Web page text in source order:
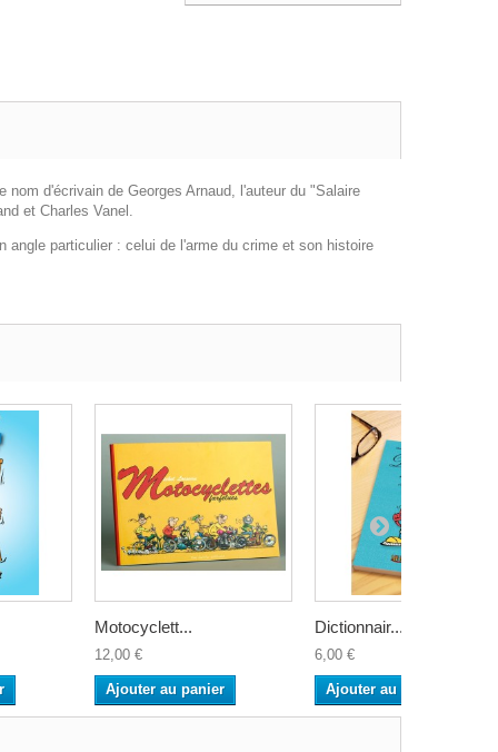
d'écrivain de Georges Arnaud, l'auteur du "Salaire
et Charles Vanel.
angle particulier : celui de l'arme du crime et son histoire
Motocyclett...
12,00 €
Ajouter au panier
Dictionnair...
6,00 €
Ajouter au panier